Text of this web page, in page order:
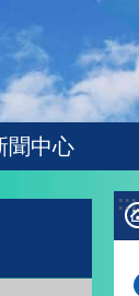
聞中心
:::